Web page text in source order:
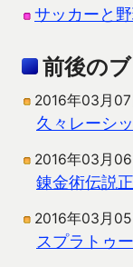
サッカーと
前後の
2016年03月07
久々レーシ
2016年03月06
錬金術伝説
2016年03月05
スプラトゥ